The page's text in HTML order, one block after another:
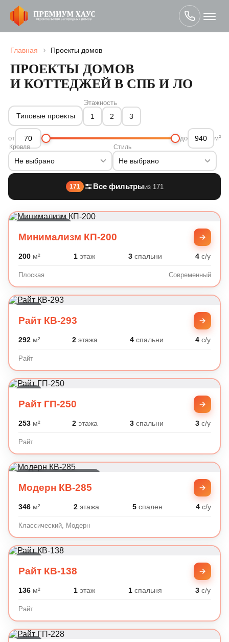
Главная › Проекты домов
ПРОЕКТЫ ДОМОВ
И КОТТЕДЖЕЙ В СПБ И ЛО
Типовые проекты
Этажность
1 2 3
от до м²
Кровля
Не выбрано
Стиль
Не выбрано
171 Все фильтрыиз 171
Минимализм КП-200
200м² 1этаж 3 спальни 4 с/у
Плоская Современный
Райт КВ-293
292м² 2 этажа 4спальни 4 с/у
Райт
Райт ГП-250
253м² 2 этажа 3спальни 3 с/у
Райт
Модерн КВ-285
346м² 2этажа 5спален 4с/у
Классический, Модерн
Райт КВ-138
136м² 1этаж 1 спальня 3 с/у
Райт